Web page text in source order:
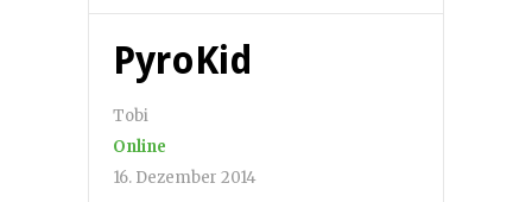
PyroKid
Tobi
Online
16. Dezember 2014